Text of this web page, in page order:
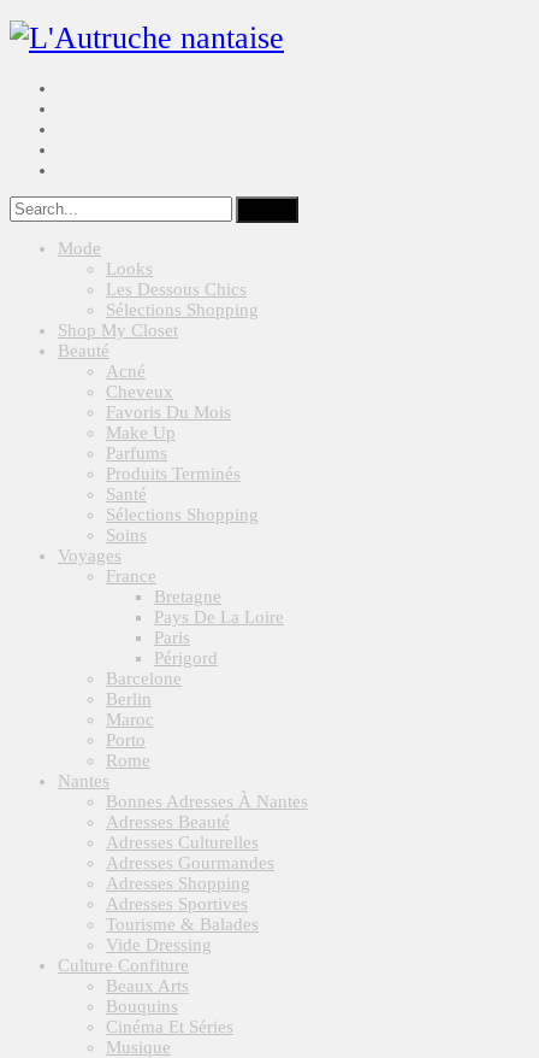
Mode
Looks
Les Dessous Chics
Sélections Shopping
Shop My Closet
Beauté
Acné
Cheveux
Favoris Du Mois
Make Up
Parfums
Produits Terminés
Santé
Sélections Shopping
Soins
Voyages
France
Bretagne
Pays De La Loire
Paris
Périgord
Barcelone
Berlin
Maroc
Porto
Rome
Nantes
Bonnes Adresses À Nantes
Adresses Beauté
Adresses Culturelles
Adresses Gourmandes
Adresses Shopping
Adresses Sportives
Tourisme & Balades
Vide Dressing
Culture Confiture
Beaux Arts
Bouquins
Cinéma Et Séries
Musique